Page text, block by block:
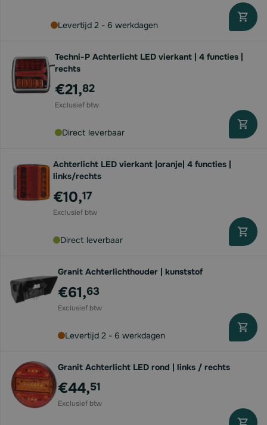
Levertijd 2 - 6 werkdagen
Techni-P Achterlicht LED vierkant | 4 functies |
rechts
€21,82
Direct leverbaar
Achterlicht LED vierkant |oranje| 4 functies |
links/rechts
€10,17
Direct leverbaar
Granit Achterlichthouder | kunststof
€61,63
Levertijd 2 - 6 werkdagen
Granit Achterlicht LED rond | links / rechts
€44,51